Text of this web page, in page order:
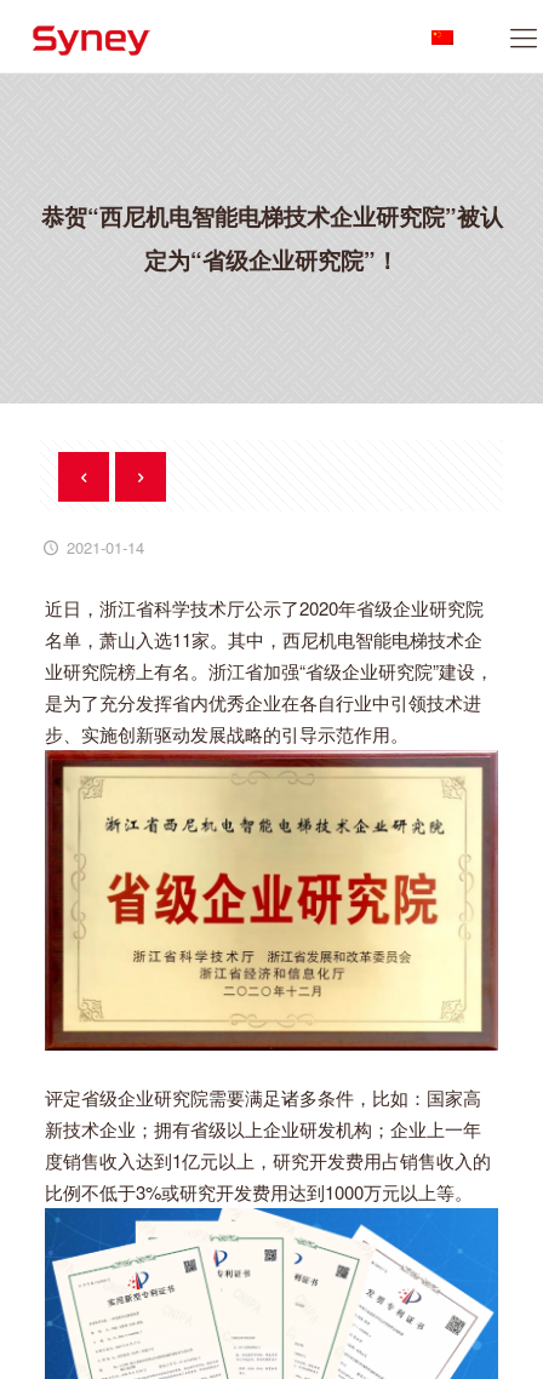
恭贺“西尼机电智能电梯技术企业研究院”被认
定为“省级企业研究院”！
2021-01-14
近日，浙江省科学技术厅公示了2020年省级企业研究院
名单，萧山入选11家。其中，西尼机电智能电梯技术企
业研究院榜上有名。浙江省加强“省级企业研究院”建设，
是为了充分发挥省内优秀企业在各自行业中引领技术进
步、实施创新驱动发展战略的引导示范作用。
评定省级企业研究院需要满足诸多条件，比如：国家高
新技术企业；拥有省级以上企业研发机构；企业上一年
度销售收入达到1亿元以上，研究开发费用占销售收入的
比例不低于3%或研究开发费用达到1000万元以上等。